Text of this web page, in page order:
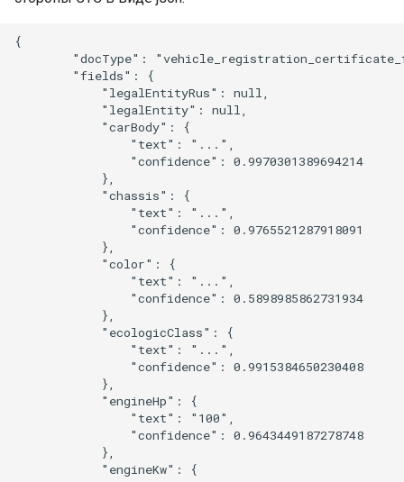
{
"docType":
        "fields": {
            "legalEntityRus": null,
            "legalEntity": null,
            "carBody": {
                "text": "...",
                "confidence": 0.9970301389694214
            },
            "chassis": {
                "text": "...",
                "confidence": 0.9765521287918091
            },
            "color": {
                "text": "...",
                "confidence": 0.5898985862731934
            },
            "ecologicClass": {
                "text": "...",
                "confidence": 0.9915384650230408
            },
            "engineHp": {
                "text": "100",
                "confidence": 0.9643449187278748
            },
            "engineKw": {